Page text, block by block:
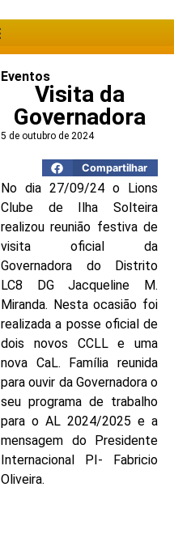
Eventos
Visita da
Governadora
5 de outubro de 2024
Compartilhar
No dia 27/09/24 o Lions
Clube de Ilha Solteira
realizou reunião festiva de
visita oficial da
Governadora do Distrito
LC8 DG Jacqueline M.
Miranda. Nesta ocasião foi
realizada a posse oficial de
dois novos CCLL e uma
nova CaL. Família reunida
para ouvir da Governadora o
seu programa de trabalho
para o AL 2024/2025 e a
mensagem do Presidente
Internacional PI- Fabricio
Oliveira.